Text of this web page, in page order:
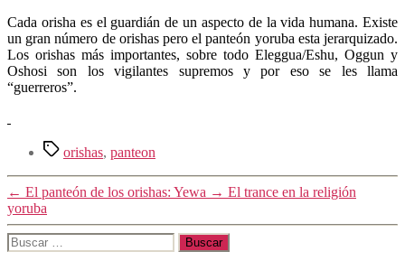
Cada orisha es el guardián de un aspecto de la vida humana. Existe
un gran número de orishas pero el panteón yoruba esta jerarquizado.
Los orishas más importantes, sobre todo Eleggua/Eshu, Oggun y
Oshosi son los vigilantes supremos y por eso se les llama
“guerreros”.
Etiquetas
orishas, panteon
← El panteón de los orishas: Yewa → El trance en la religión
yoruba
Buscar: